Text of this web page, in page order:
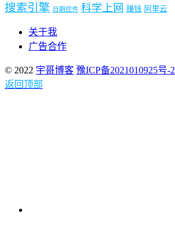
搜索引擎 日期控件 科学上网 赚钱 阿里云
关于我
广告合作
© 2022 宇哥博客 豫ICP备2021010925号-2
返回顶部